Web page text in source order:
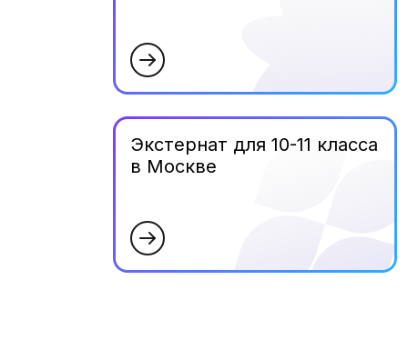
Экстернат для 10-11 класса
в Москве